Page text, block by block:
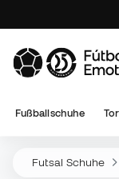
Fußballschuhe
Futsal Schuhe